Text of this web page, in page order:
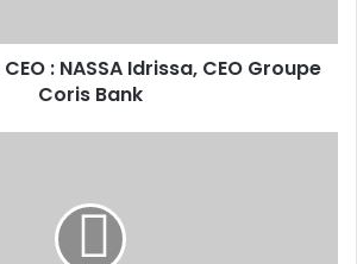
: NASSA Idrissa, CEO Groupe
Coris Bank